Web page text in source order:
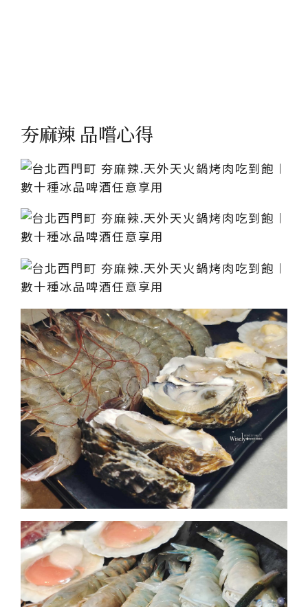
夯麻辣 品嚐心得